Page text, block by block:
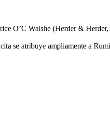
O’C Walshe (Herder & Herder,
se atribuye ampliamente a